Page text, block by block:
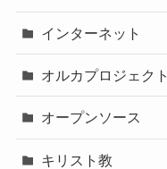
インターネット
オルカプロジェクト
オープンソース
キリスト教